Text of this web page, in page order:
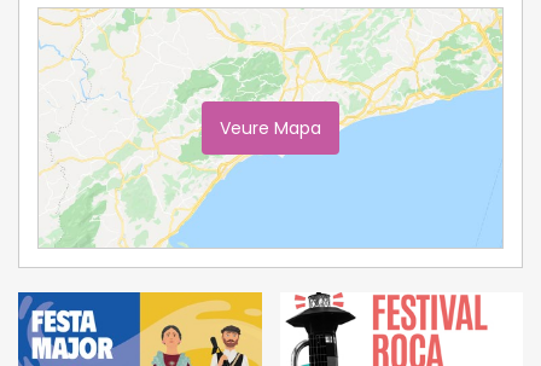
Veure Mapa